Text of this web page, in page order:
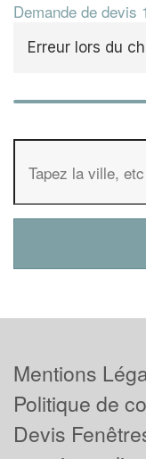
Demande de devis
Erreur lors du
Mentions
Politique de
Devis